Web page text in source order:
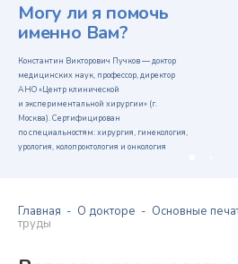
Могу ли я помочь
именно Вам?
Константин Викторович Пучков — доктор
медицинских наук, профессор, директор
АНО «Центр клинической
и экспериментальной хирургии» (г.
Москва). Сертифицирован
по специальностям: хирургия, гинекология,
урология, колопроктология и онкология
Главная О докторе Основные
труды